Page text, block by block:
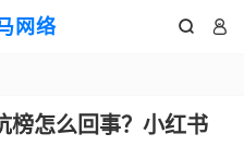
网络  
榜怎么回事？小红书